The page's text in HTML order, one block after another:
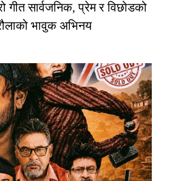
गीत सार्वजनिक, प्रेम र विछोडको
भावुक अभिनय